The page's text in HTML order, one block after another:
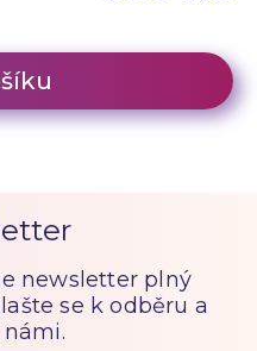
newsletter plný
se k odběru a